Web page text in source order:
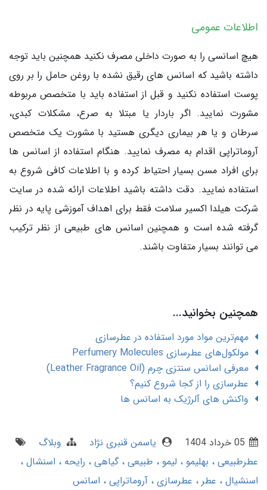
اطلاعات عمومی
هیچ اسانسی را به صورت داخلی مصرف نکنید همچنین باید توجه
داشته باشید که اسانس های رقیق نشده با روغن حامل را بر روی
پوست استفاده نکنید و قبل از استفاده باید با متخصص مربوطه
مشورت نمایید. اگر باردار یا مبتلا به صرع، مشکلات کبدی،
سرطان و یا هر بیماری دیگری هستید با مشورت یک متخصص
آروماتراپی اقدام به مصرف نمایید. هنگام استفاده از اسانس ها
برای افراد مسن بسیار احتیاط کرده و با اطلاعات کافی شروع به
استفاده نمایید. دقت داشته باشید اطلاعات ارائه شده در سایت
شرکت هیلدا اکسیر سلامت فقط برای اهداف آموزشی پایه در نظر
گرفته شده است و همچنین اسانس های طبیعی از نظر ترکیب
می توانند بسیار متفاوت باشند.
همچنین بخوانید...
مهم‌ترین مواد مورد استفاده در عطرسازی
مولکول‌های عطرسازی Perfumery Molecules
معرفی اسانس سنتزی چرم (Leather Fragrance Oil)
عطرسازی را از کجا شروع کنیم؟
واکنش های آلرژیک به اسانس ها
یاسمن قنبری نژاد
وبلاگ
عطرطبیعی
بهلیمو لیمو طبیعی گیاهی رایحه
اسنشال
اسنشیال
عطر عطرسازی آروماتراپی اسانس